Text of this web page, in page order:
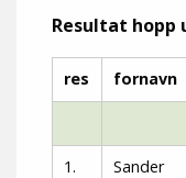
Resultat hopp
res fornavn
1.
Sander